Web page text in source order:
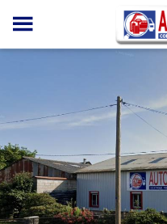
Panneau de gestion des